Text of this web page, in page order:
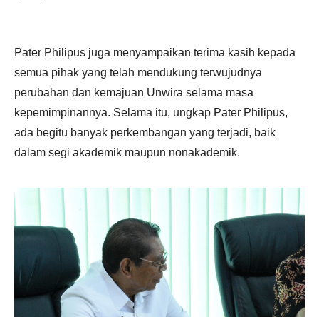
Pater Philipus juga menyampaikan terima kasih kepada
semua pihak yang telah mendukung terwujudnya
perubahan dan kemajuan Unwira selama masa
kepemimpinannya. Selama itu, ungkap Pater Philipus,
ada begitu banyak perkembangan yang terjadi, baik
dalam segi akademik maupun nonakademik.